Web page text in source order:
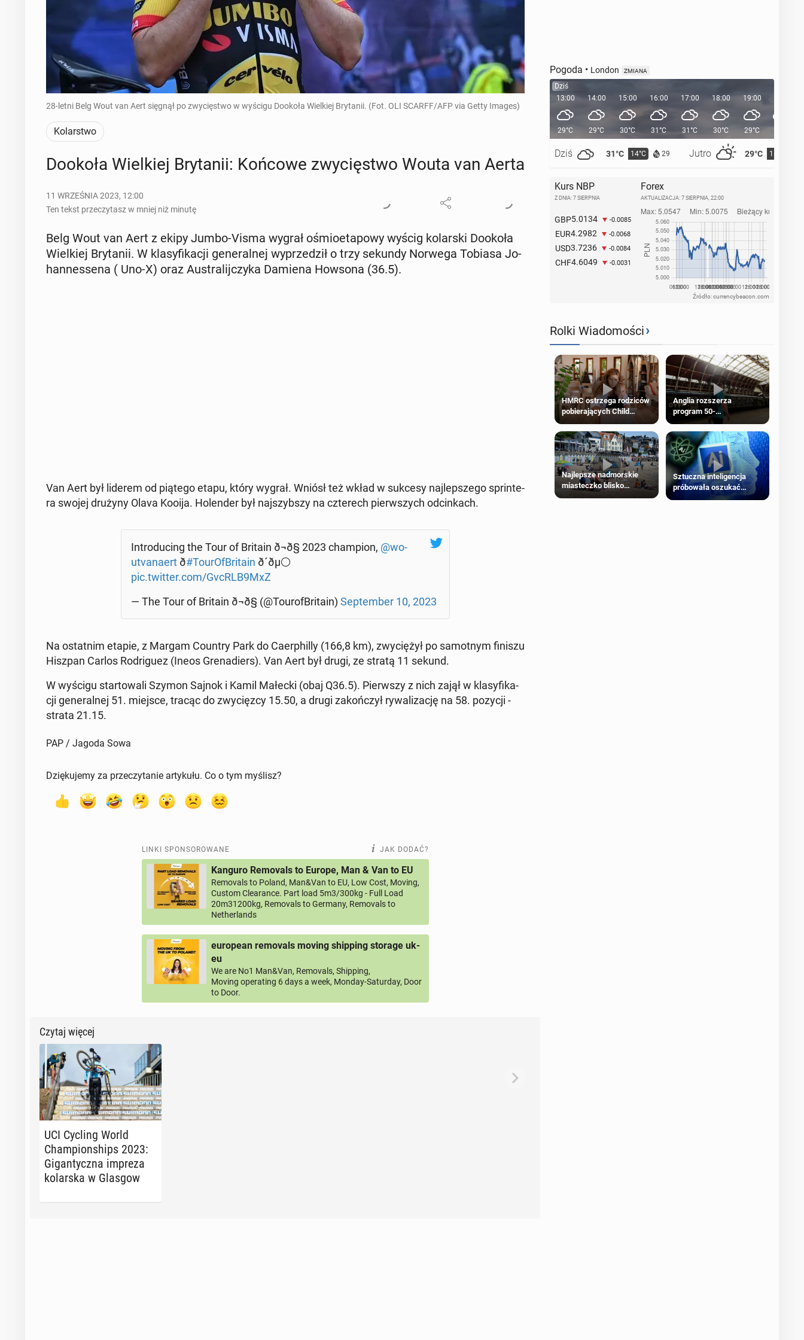
28-letni Belg Wout van Aert sięgnął po zwycięstwo w wyścigu Dookoła Wielkiej Brytanii. (Fot. OLI SCARFF/AFP via Getty Images)
Kolarstwo
Dookoła Wiel­kiej Bry­ta­nii: Końcowe zwy­cię­stwo Wouta van Aerta
11 WRZEŚNIA 2023, 12:00
Ten tekst przeczytasz w mniej niż minutę
Belg Wout van Aert z ekipy Jumbo-Visma wygrał ośmio­eta­po­wy wyścig ko­lar­ski Dookoła
Wiel­kiej Bry­ta­nii. W kla­sy­fi­ka­cji ge­ne­ral­nej wy­prze­dził o trzy sekundy Norwega Tobiasa Jo­
han­nes­se­na ( Uno-X) oraz Au­stra­lij­czy­ka Damiena Howsona (36.5).
Van Aert był liderem od piątego etapu, który wygrał. Wniósł też wkład w sukcesy naj­lep­sze­go sprin­te­
ra swojej drużyny Olava Kooija. Ho­len­der był naj­szyb­szy na czte­rech pierw­szych od­cin­kach.
In­tro­du­cing the Tour of Britain ð¬ð§ 2023 cham­pion, @wo­
utva­na­ertð#To­urO­fBri­ta­in ð´ðµ⚪
pic.twitter.com/GvcRLB9MxZ
— The Tour of Britain ð¬ð§ (@To­uro­fBri­ta­in) Sep­tem­ber 10, 2023
Na ostat­nim etapie, z Margam Country Park do Ca­er­phil­ly (166,8 km), zwy­cię­żył po sa­mot­nym finiszu
Hiszpan Carlos Ro­dri­gu­ez (Ineos Gre­na­diers). Van Aert był drugi, ze stratą 11 sekund.
W wyścigu star­to­wa­li Szymon Sajnok i Kamil Małecki (obaj Q36.5). Pierw­szy z nich zajął w kla­sy­fi­ka­
cji ge­ne­ral­nej 51. miejsce, tracąc do zwy­cięz­cy 15.50, a drugi za­koń­czył ry­wa­li­za­cję na 58. pozycji -
strata 21.15.
PAP / Jagoda Sowa
Dziękujemy za przeczytanie artykułu. Co o tym myślisz?
LINKI SPONSOROWANE JAK DODAĆ?
Kanguro Removals to Europe, Man & Van to EU
Removals to Poland, Man&Van to EU, Low Cost, Moving,
Custom Clearance. Part load 5m3/300kg - Full Load
20m31200kg, Removals to Germany, Removals to
Netherlands
european removals moving shipping storage uk-
eu
We are No1 Man&Van, Removals, Shipping,
Moving operating 6 days a week, Monday-Saturday, Door
to Door.
Czytaj więcej
UCI Cycling World
Cham­pion­ships 2023:
Gi­gan­tycz­na impreza
ko­lar­ska w Glasgow
Pogoda • London ZMIANA
Dziś
13:00
29°C
Dziś 31°C 14°C 29 Jutro 29°C 15°C
14:00
29°C
15:00
30°C
16:00
31°C
17:00
31°C
18:00
30°C
19:00
29°C
Kurs NBP
Z DNIA: 7 SIERPNIA
GBP5.0134 -0.0085
EUR4.2982 -0.0068
USD3.7236 -0.0084
CHF4.6049 -0.0031
Forex
AKTUALIZACJA: 7 SIERPNIA, 22:00
Źródło: currencybeacon.com
Rolki Wiadomości›
HMRC ostrzega rodziców
pobierających Child
Benefit. Mogą być
zobowiązani do zwrotu
zasiłku
Anglia rozszerza
program 50-
procentowych zniżek
kolejowych na 18-latków
Najlepsze nadmorskie
miasteczko blisko
Sztuczna inteligencja
próbowała oszukać
człowieka